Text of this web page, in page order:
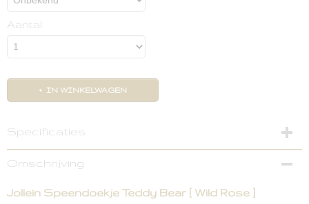
Aantal
IN WINKELWAGEN
Specificaties
EAN code
8717329388796
Omschrijving
Jollein Speendoekje Teddy Bear [ Wild Rose ]